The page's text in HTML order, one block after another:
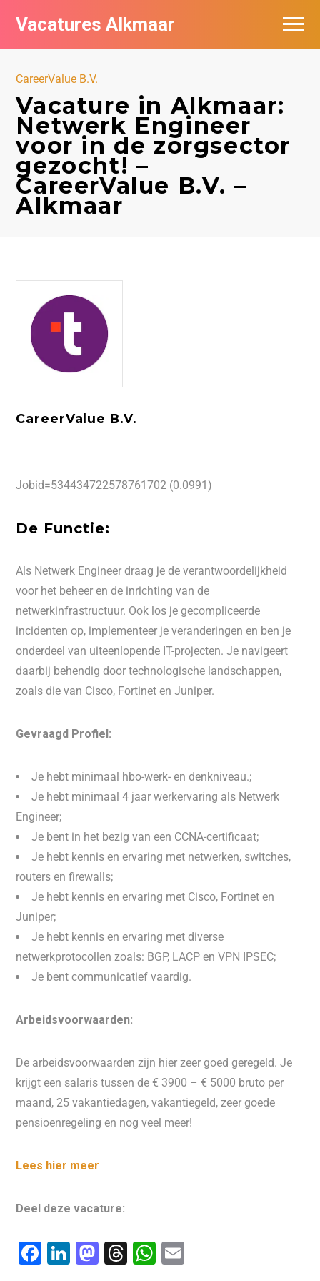
Vacatures Alkmaar
CareerValue B.V.
Vacature in Alkmaar:
Netwerk Engineer
voor in de zorgsector
gezocht! –
CareerValue B.V. –
Alkmaar
CareerValue B.V.
Jobid=534434722578761702 (0.0991)
De Functie:
Als Netwerk Engineer draag je de verantwoordelijkheid
voor het beheer en de inrichting van de
netwerkinfrastructuur. Ook los je gecompliceerde
incidenten op, implementeer je veranderingen en ben je
onderdeel van uiteenlopende IT-projecten. Je navigeert
daarbij behendig door technologische landschappen,
zoals die van Cisco, Fortinet en Juniper.
Gevraagd Profiel:
Je hebt minimaal hbo-werk- en denkniveau.;
Je hebt minimaal 4 jaar werkervaring als Netwerk
Engineer;
Je bent in het bezig van een CCNA-certificaat;
Je hebt kennis en ervaring met netwerken, switches,
routers en firewalls;
Je hebt kennis en ervaring met Cisco, Fortinet en
Juniper;
Je hebt kennis en ervaring met diverse
netwerkprotocollen zoals: BGP, LACP en VPN IPSEC;
Je bent communicatief vaardig.
Arbeidsvoorwaarden:
De arbeidsvoorwaarden zijn hier zeer goed geregeld. Je
krijgt een salaris tussen de € 3900 – € 5000 bruto per
maand, 25 vakantiedagen, vakantiegeld, zeer goede
pensioenregeling en nog veel meer!
Lees hier meer
Deel deze vacature:
F
Li M T
W
Vacatures per bedrijf